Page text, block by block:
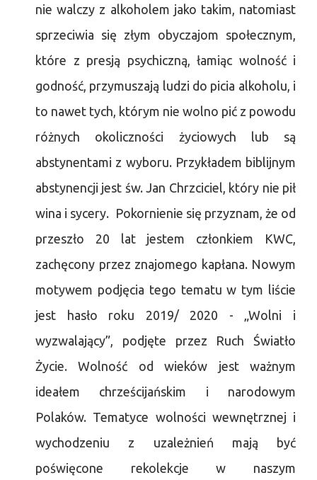
nie walczy z alkoholem jako takim, natomiast
sprzeciwia się złym obyczajom społecznym,
które z presją psychiczną, łamiąc wolność i
godność, przymuszają ludzi do picia alkoholu, i
to nawet tych, którym nie wolno pić z powodu
różnych okoliczności życiowych lub są
abstynentami z wyboru. Przykładem biblijnym
abstynencji jest św. Jan Chrzciciel, który nie pił
wina i sycery. Pokornienie się przyznam, że od
przeszło 20 lat jestem członkiem KWC,
zachęcony przez znajomego kapłana. Nowym
motywem podjęcia tego tematu w tym liście
jest hasło roku 2019/ 2020 - „Wolni i
wyzwalający”, podjęte przez Ruch Światło
Życie. Wolność od wieków jest ważnym
ideałem chrześcijańskim i narodowym
Polaków. Tematyce wolności wewnętrznej i
wychodzeniu z uzależnień mają być
poświęcone rekolekcje w naszym